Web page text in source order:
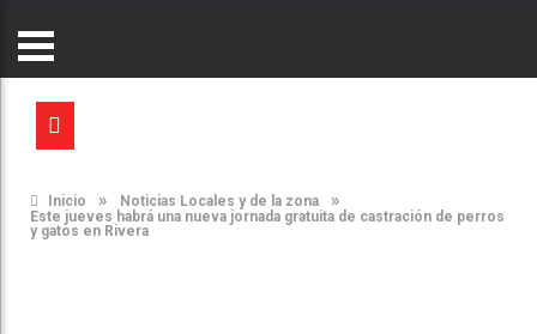
Inicio » Noticias Locales y de la zona »
Este jueves habrá una nueva jornada gratuita de castración de perros
y gatos en Rivera